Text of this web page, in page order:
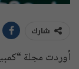
شارك
أوردت مجلة